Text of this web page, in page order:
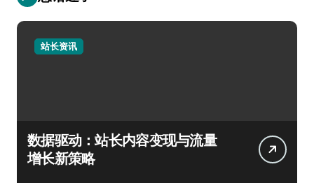
站长资讯
数据驱动：站长内容变现与流量
增长新策略